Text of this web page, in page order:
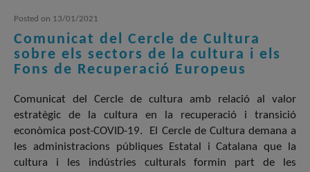
Postedon 13/01/2021
Comunicat del Cercle de Cultura
sobre els sectors de la cultura i els
Fons de Recuperació Europeus
Comunicat del Cercle de cultura amb relació al valor
estratègic de la cultura en la recuperació i transició
econòmica post-COVID-19. El Cercle de Cultura demana a
les administracions públiques Estatal i Catalana que la
cultura i les indústries culturals formin part de les